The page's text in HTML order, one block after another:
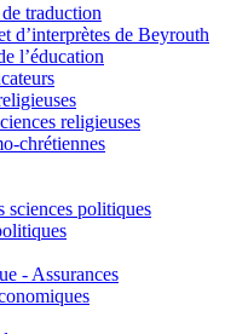
traduction
d’interprètes de Beyrouth
l’éducation
religieuses
chrétiennes
sciences politiques
- Assurances